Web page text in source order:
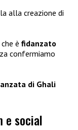
alla creazione di
è fidanzato
confermiamo
di Ghali
e social